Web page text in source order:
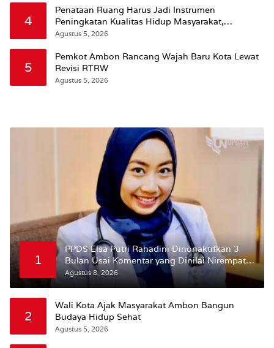
4
Penataan Ruang Harus Jadi Instrumen
Peningkatan Kualitas Hidup Masyarakat,
Wattimena: Revisi RT-RW Ditetapkan Pemkot
Agustus 5, 2026
5
Pemkot Ambon Rancang Wajah Baru Kota Lewat
Revisi RTRW
Agustus 5, 2026
1
PPDS Elsa Putri Rahadini Dinonaktifkan 3
Bulan Usai Komentar yang Dinilai Nirempati
ke Pasien BPJS
Agustus 8, 2026
2
Wali Kota Ajak Masyarakat Ambon Bangun
Budaya Hidup Sehat
Agustus 5, 2026